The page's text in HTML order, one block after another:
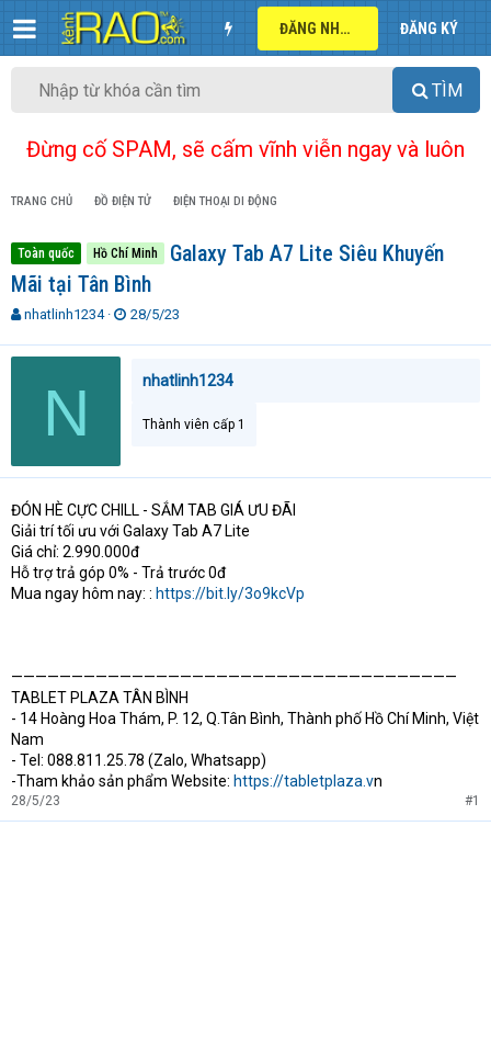
ĐĂNG NHẬP ĐĂNG KÝ
TÌM
Đừng cố SPAM, sẽ cấm vĩnh viễn ngay và luôn
TRANG CHỦ ĐỒ ĐIỆN TỬ ĐIỆN THOẠI DI ĐỘNG
Toàn quốc Hồ Chí Minh
Galaxy Tab A7 Lite Siêu Khuyến
Mãi tại Tân Bình
T
r
a
t
e
r
nhatlinh1234
N
28/5/23
N nhatlinh1234
Thành viên cấp 1
ĐÓN HÈ CỰC CHILL - SẮM TAB GIÁ ƯU ĐÃI
Giải trí tối ưu với Galaxy Tab A7 Lite
Giá chỉ: 2.990.000đ
Hỗ trợ trả góp 0% - Trả trước 0đ
Mua ngay hôm nay: : https://bit.ly/3o9kcVp
—————————————————————————————————————
TABLET PLAZA TÂN BÌNH
- 14 Hoàng Hoa Thám, P. 12, Q.Tân Bình, Thành phố Hồ Chí Minh, Việt
Nam
- Tel: 088.811.25.78 (Zalo, Whatsapp)
-Tham khảo sản phẩm Website: https://tabletplaza.vn
28/5/23 #1